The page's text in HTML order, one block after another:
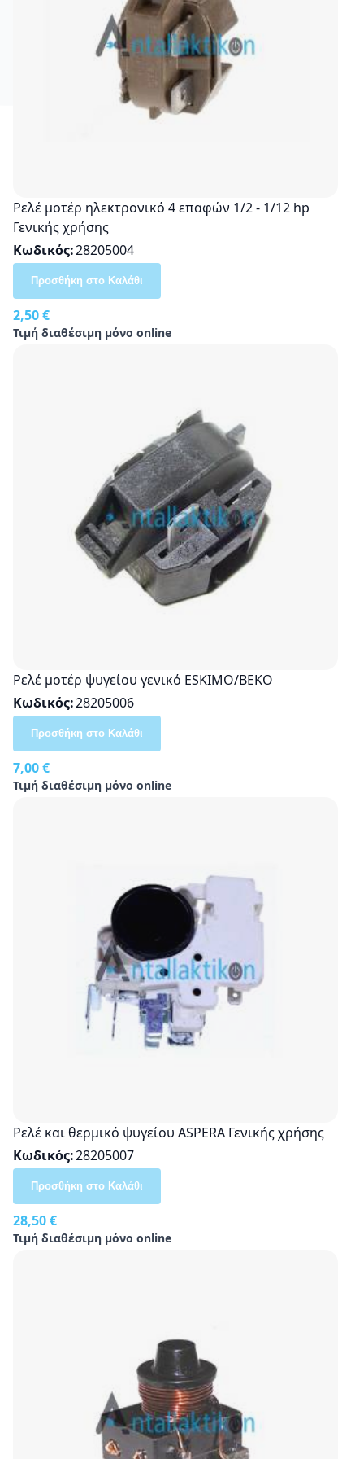
Ρελέ μοτέρ ηλεκτρονικό 4 επαφών 1/2 - 1/12 hp
Γενικής χρήσης
Κωδικός 28205004
2,50 €
Τιμή διαθέσιμη μόνο online
Προσθήκη στο Καλάθι
Ρελέ μοτέρ ψυγείου γενικό ESΚΙΜΟ/BEKO
Κωδικός 28205006
7,00 €
Τιμή διαθέσιμη μόνο online
Προσθήκη στο Καλάθι
Ρελέ και θερμικό ψυγείου ASPERA Γενικής χρήσης
Κωδικός 28205007
28,50 €
Τιμή διαθέσιμη μόνο online
Προσθήκη στο Καλάθι